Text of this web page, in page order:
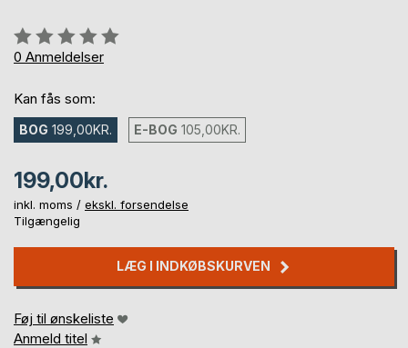
Anmeldelse::
0%
0 Anmeldelser
Kan fås som:
BOG 199,00KR. E-BOG 105,00KR.
199,00kr.
inkl. moms / ekskl. forsendelse
Tilgængelig
LÆG I INDKØBSKURVEN
Føj til ønskeliste
Anmeld titel